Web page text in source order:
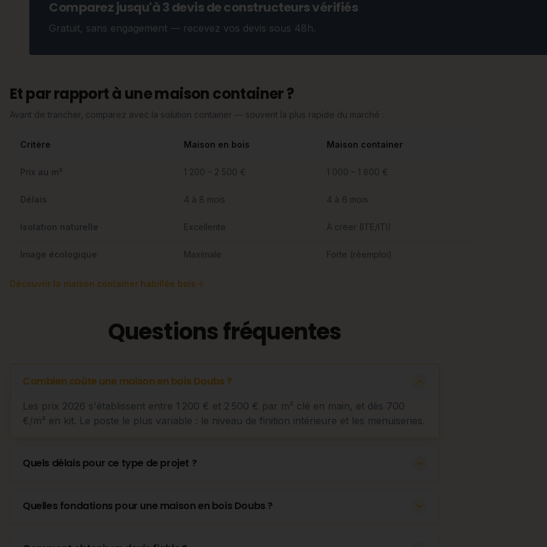
Comparez jusqu'à 3 devis de constructeurs vérifiés
Gratuit, sans engagement — recevez vos devis sous 48h.
Et par rapport à une maison container ?
Avant de trancher, comparez avec la solution container — souvent la plus rapide du marché :
Critère Maison en bois Maison container
Prix au m² 1 200 – 2 500 € 1 000 – 1 800 €
Délais 4 à 8 mois 4 à 6 mois
Isolation naturelle Excellente À créer (ITE/ITI)
Image écologique Maximale Forte (réemploi)
Découvrir la maison container habillée bois
Questions fréquentes
Combien coûte une maison en bois Doubs ?
Les prix 2026 s'établissent entre 1 200 € et 2 500 € par m² clé en main, et dès 700
€/m² en kit. Le poste le plus variable : le niveau de finition intérieure et les menuiseries.
Quels délais pour ce type de projet ?
Quelles fondations pour une maison en bois Doubs ?